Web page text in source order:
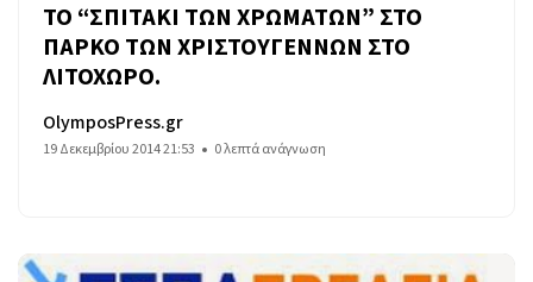
ΤΟ “ΣΠΙΤΑΚΙ ΤΩΝ ΧΡΩΜΑΤΩΝ” ΣΤΟ
ΠΑΡΚΟ ΤΩΝ ΧΡΙΣΤΟΥΓΕΝΝΩΝ ΣΤΟ
ΛΙΤΟΧΩΡΟ.
OlymposPress.gr
19 Δεκεμβρίου 2014 21:53 0 λεπτά ανάγνωση